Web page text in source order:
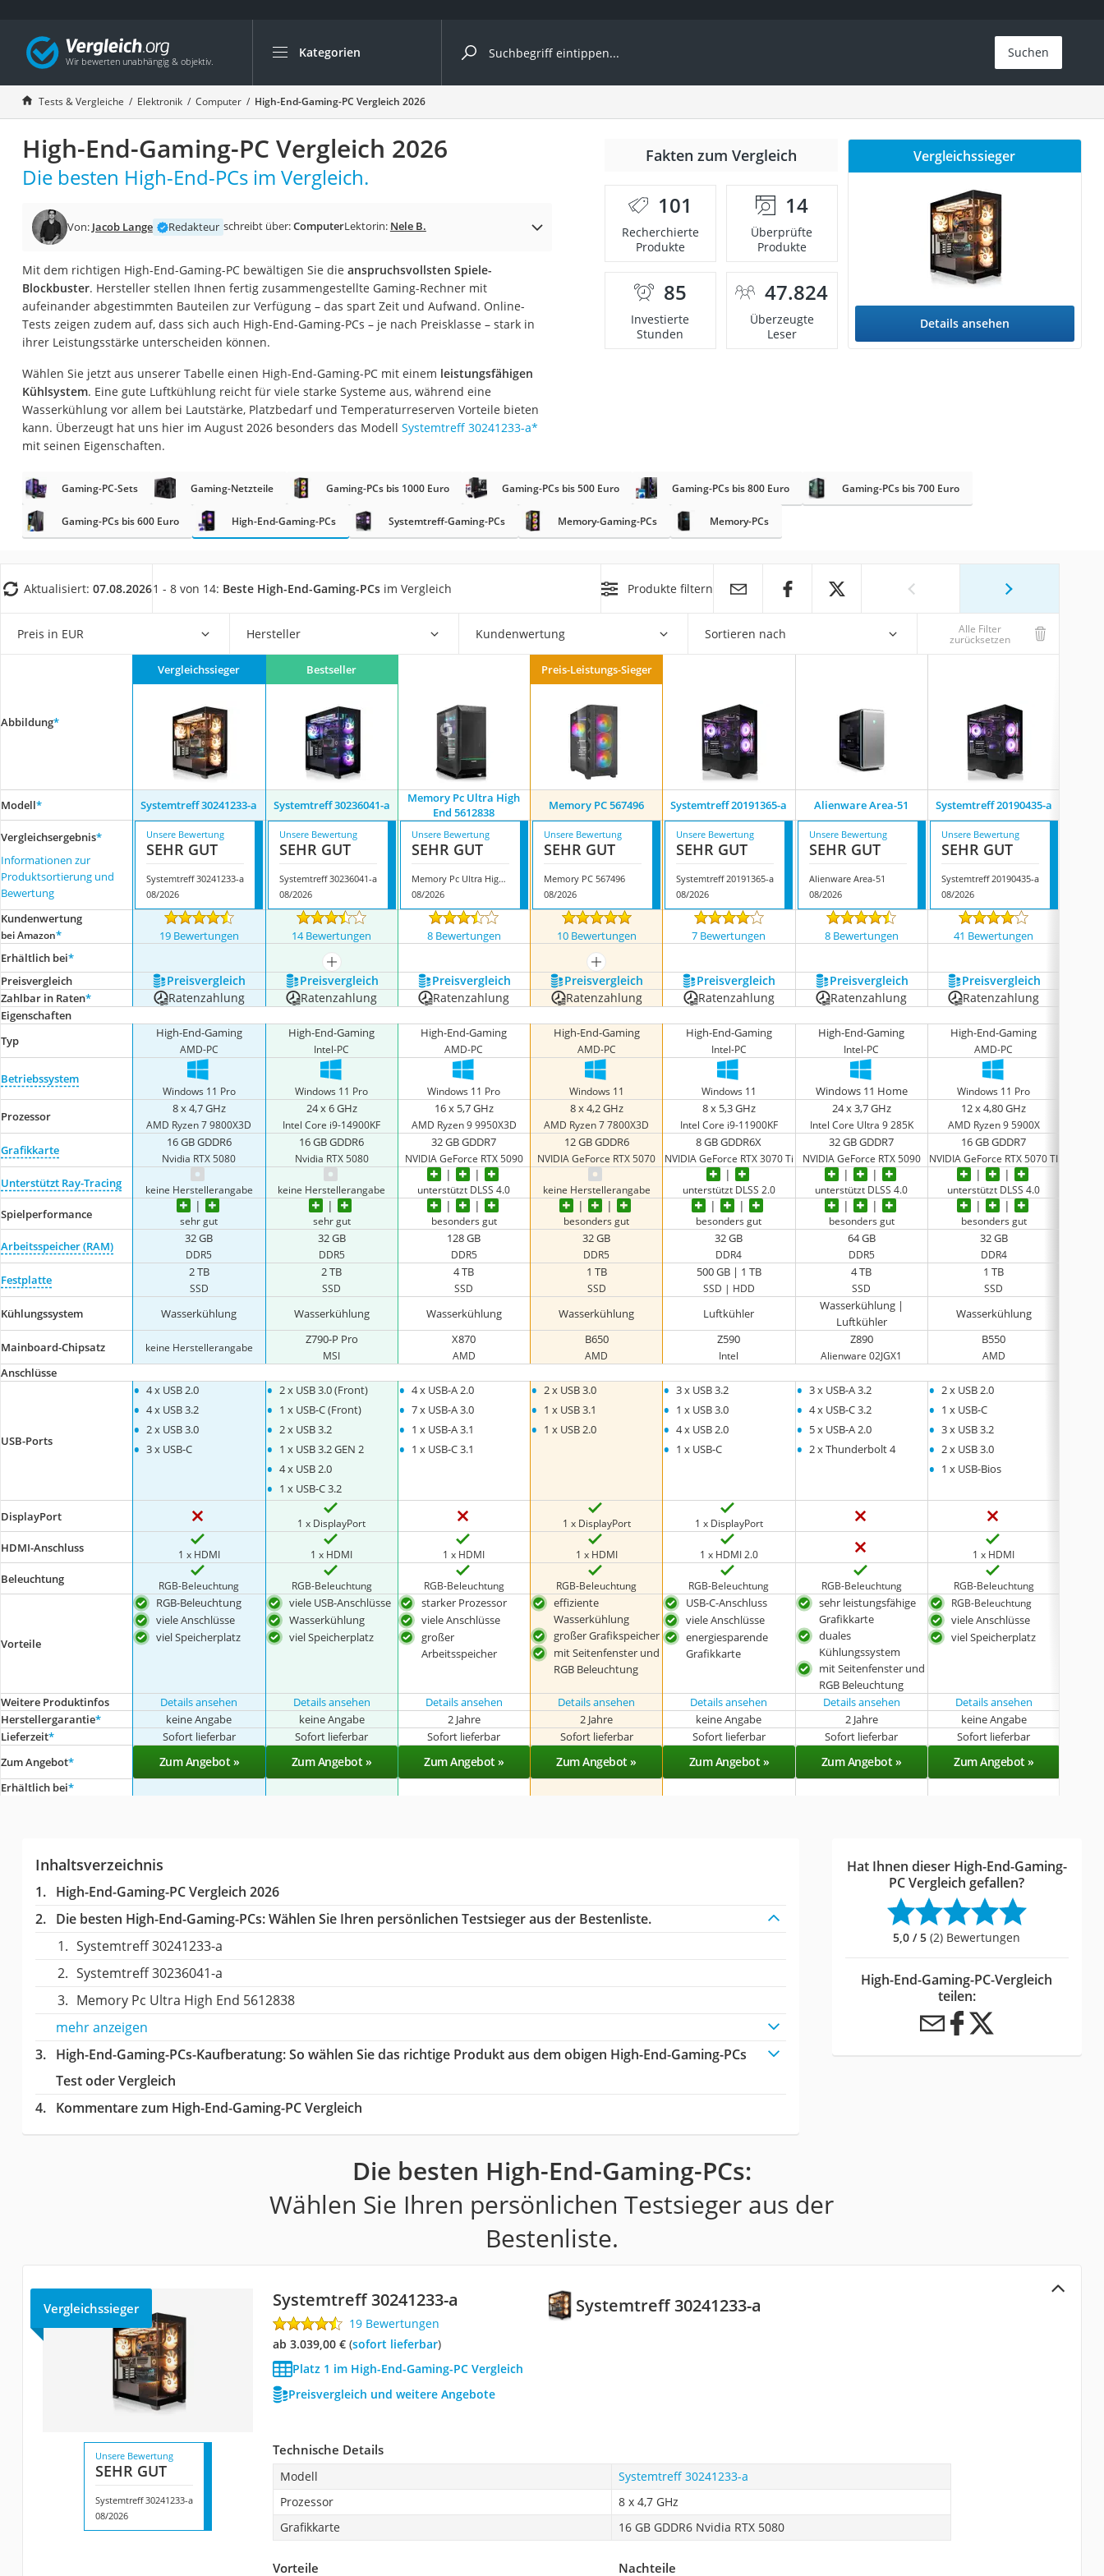
Kategorien
Die beliebtesten Vergleiche nach Kategorie
Elektronik
Powerstation
Monitor 32 Zoll 4K
Fernseher
Desktop-PC
Diascanner
Laser-Multifunktionsdrucker
Powerline-Adapter
Gaming-PC
Soundbar
17-Zoll-Laptop
Gaming-Headset
Schnurloses Telefon
Tablets unter 200 Euro
Lichtwecker
Service
Suchen
Tests & Vergleiche Elektronik Computer High-End-Gaming-PC Vergleich 2026
High-End-Gaming-PC Vergleich 2026
Die besten High-End-PCs im Vergleich.
Von: Jacob Lange Redakteur schreibt über:ComputerLektorin: Nele B.
Mit dem richtigen High-End-Gaming-PC bewältigen Sie die anspruchsvollsten Spiele-
Blockbuster. Hersteller stellen Ihnen fertig zusammengestellte Gaming-Rechner mit
aufeinander abgestimmten Bauteilen zur Verfügung – das spart Zeit und Aufwand. Online-
Tests zeigen zudem auf, dass sich auch High-End-Gaming-PCs – je nach Preisklasse – stark in
ihrer Leistungsstärke unterscheiden können.
Wählen Sie jetzt aus unserer Tabelle einen High-End-Gaming-PC mit einem leistungsfähigen
Kühlsystem. Eine gute Luftkühlung reicht für viele starke Systeme aus, während eine
Wasserkühlung vor allem bei Lautstärke, Platzbedarf und Temperaturreserven Vorteile bieten
kann. Überzeugt hat uns hier im August 2026 besonders das Modell Systemtreff ‎30241233-a*
mit seinen Eigenschaften.
Fakten zum Vergleich
101
Recherchierte
Produkte
14
Überprüfte
Produkte
85
Investierte
Stunden
47.824
Überzeugte
Leser
Vergleichssieger
Details ansehen
Gaming-PC-Sets Gaming-Netzteile Gaming-PCs bis 1000 Euro Gaming-PCs bis 500 Euro Gaming-PCs bis 800 Euro Gaming-PCs bis 700 Euro
Gaming-PCs bis 600 Euro High-End-Gaming-PCs Systemtreff-Gaming-PCs Memory-Gaming-PCs Memory-PCs
Aktualisiert: 07.08.20261 - 8 von 14: Beste High-End-Gaming-PCs im Vergleich Produkte filtern
Preis in EUR Hersteller Kundenwertung Sortieren nach Alle Filter
zurücksetzen
Abbildung*
Vergleichssieger Bestseller Preis-Leistungs-Sieger
Modell* Systemtreff ‎30241233-a Systemtreff 30236041-a
‎Memory Pc ‎Ultra High
End 5612838
Memory PC 567496 Systemtreff ‎20191365-a Alienware Area-51 Systemtreff ‎20190435-a
Vergleichsergebnis*
Informationen zur
Produktsortierung und
Bewertung
Unsere Bewertung
SEHR GUT
Systemtreff ‎30241233-a
08/2026
Unsere Bewertung
SEHR GUT
Systemtreff 30236041-a
08/2026
Unsere Bewertung
SEHR GUT
‎Memory Pc ‎Ultra High End 5612838
08/2026
Unsere Bewertung
SEHR GUT
Memory PC 567496
08/2026
Unsere Bewertung
SEHR GUT
Systemtreff ‎20191365-a
08/2026
Unsere Bewertung
SEHR GUT
Alienware Area-51
08/2026
Unsere Bewertung
SEHR GUT
Systemtreff ‎20190435-a
08/2026
Kundenwertung
bei Amazon* 19 Bewertungen 14 Bewertungen 8 Bewertungen 10 Bewertungen 7 Bewertungen 8 Bewertungen 41 Bewertungen
Erhältlich bei*
mehr anzeigen
mehr anzeigen
Preis­vergleich
Preis­vergleich Preis­vergleich Preis­vergleich Preis­vergleich Preis­vergleich Preis­vergleich Preis­vergleich
Zahlbar in Raten* Ratenzahlung Ratenzahlung Ratenzahlung Ratenzahlung Ratenzahlung Ratenzahlung Ratenzahlung
Eigenschaften
Typ
High-End-Gaming
AMD-PC
High-End-Gaming
Intel-PC
High-End-Gaming
AMD-PC
High-End-Gaming
AMD-PC
High-End-Gaming
Intel-PC
High-End-Gaming
Intel-PC
High-End-Gaming
AMD-PC
Betriebssystem
Windows 11 Pro Windows 11 Pro Windows 11 Pro Windows 11 Windows 11 Windows 11 Home Windows 11 Pro
Prozessor
8 x 4,7 GHz
‎AMD Ryzen 7 9800X3D
24 x 6 GHz
Intel Core i9-14900KF
16 x 5,7 GHz
‎AMD Ryzen 9 9950X3D
8 x 4,2 GHz
AMD Ryzen 7 7800X3D
8 x 5,3 GHz
Intel Core i9-11900KF
24 x 3,7 GHz
Intel Core Ultra 9 285K
12 x 4,80 GHz
‎AMD Ryzen 9 5900X
Grafikkarte
16 GB GDDR6
Nvidia RTX 5080
16 GB GDDR6
Nvidia RTX 5080
32 GB GDDR7
NVIDIA GeForce RTX 5090
12 GB GDDR6
NVIDIA GeForce RTX 5070
8 GB GDDR6X
NVIDIA GeForce RTX 3070 Ti
32 GB GDDR7
NVIDIA GeForce RTX 5090
16 GB GDDR7
NVIDIA GeForce RTX 5070 TI
Unterstützt Ray-Tracing keine Herstellerangabe keine Herstellerangabe unterstützt DLSS 4.0 keine Herstellerangabe unterstützt DLSS 2.0 unterstützt DLSS 4.0 unterstützt DLSS 4.0
Spielperformance sehr gut sehr gut besonders gut besonders gut besonders gut besonders gut besonders gut
Arbeitsspeicher (RAM)
32 GB
DDR5
32 GB
DDR5
128 GB
DDR5
32 GB
DDR5
32 GB
DDR4
64 GB
DDR5
32 GB
DDR4
Festplatte
2 TB
SSD
2 TB
SSD
4 TB
SSD
1 TB
SSD
500 GB | 1 TB
SSD | HDD
4 TB
SSD
1 TB
SSD
Kühlungssystem Wasserkühlung Wasserkühlung Wasserkühlung Wasserkühlung Luftkühler
Wasserkühlung |
Luftkühler
Wasserkühlung
Mainboard-Chipsatz keine Herstellerangabe
Z790-P Pro
MSI
X870
AMD
B650
AMD
Z590
Intel
Z890
Alienware 02JGX1
B550
AMD
Anschlüsse
USB-Ports
• 4 x USB 2.0
• 4 x USB 3.2
• 2 x USB 3.0
• 3 x USB-C
• 2 x USB 3.0 (Front)
• 1 x USB-C (Front)
• 2 x USB 3.2
• 1 x USB 3.2 GEN 2
• 4 x USB 2.0
• 1 x USB-C 3.2
• 4 x USB-A 2.0
• 7 x USB-A 3.0
• 1 x USB-A 3.1
• 1 x USB-C 3.1
• 2 x USB 3.0
• 1 x USB 3.1
• 1 x USB 2.0
• 3 x USB 3.2
• 1 x USB 3.0
• 4 x USB 2.0
• 1 x USB-C
• 3 x USB-A 3.2
• 4 x USB-C 3.2
• 5 x USB-A 2.0
• 2 x Thunderbolt 4
• 2 x USB 2.0
• 1 x USB-C
• 3 x USB 3.2
• 2 x USB 3.0
• 1 x USB-Bios
DisplayPort 1 x DisplayPort 1 x DisplayPort 1 x DisplayPort
HDMI-Anschluss 1 x HDMI 1 x HDMI 1 x HDMI 1 x HDMI 1 x HDMI 2.0 1 x HDMI
Beleuchtung RGB-Beleuchtung RGB-Beleuchtung RGB-Beleuchtung RGB-Beleuchtung RGB-Beleuchtung RGB-Beleuchtung RGB-Beleuchtung
Vorteile
RGB-Beleuchtung
viele Anschlüsse
viel Speicherplatz
viele USB-Anschlüsse
Wasserkühlung
viel Speicherplatz
starker Prozessor
viele Anschlüsse
großer
Arbeitsspeicher
effiziente
Wasserkühlung
großer Grafikspeicher
mit Seitenfenster und
RGB Beleuchtung
USB-C-Anschluss
viele Anschlüsse
energiesparende
Grafikkarte
sehr leistungsfähige
Grafikkarte
duales
Kühlungssystem
mit Seitenfenster und
RGB Beleuchtung
RGB-Beleuchtung
viele Anschlüsse
viel Speicherplatz
Weitere Produktinfos Details ansehen Details ansehen Details ansehen Details ansehen Details ansehen Details ansehen Details ansehen
Herstellergarantie* keine Angabe keine Angabe 2 Jahre 2 Jahre keine Angabe 2 Jahre
keine Angabe
Lieferzeit* Sofort lieferbar Sofort lieferbar Sofort lieferbar Sofort lieferbar Sofort lieferbar Sofort lieferbar Sofort lieferbar
Zum Angebot* Zum Angebot » Zum Angebot » Zum Angebot » Zum Angebot » Zum Angebot » Zum Angebot » Zum Angebot »
Erhältlich bei*
Inhaltsverzeichnis
High-End-Gaming-PC Vergleich 2026
Die besten High-End-Gaming-PCs:Wählen Sie Ihren persönlichen Testsieger aus der Bestenliste.
Systemtreff ‎30241233-a
Systemtreff 30236041-a
‎Memory Pc ‎Ultra High End 5612838
mehr anzeigen
High-End-Gaming-PCs-Kaufberatung: So wählen Sie das richtige Produkt aus dem obigen High-End-Gaming-PCs
Test oder Vergleich
Kommentare zum High-End-Gaming-PC Vergleich
Hat Ihnen dieser High-End-Gaming-
PC Vergleich gefallen?
5,0 / 5 (2) Bewertungen
High-End-Gaming-PC-Vergleich
teilen:
Die besten High-End-Gaming-PCs:
Wählen Sie Ihren persönlichen Testsieger aus der
Bestenliste.
Systemtreff ‎30241233-a
Vergleichssieger Systemtreff ‎30241233-a
19 Bewertungen
ab 3.039,00 €( Sofort lieferbar)
Platz 1 im High-End-Gaming-PC Vergleich
Preisvergleich und weitere Angebote
Unsere Bewertung
SEHR GUT
Systemtreff ‎30241233-a
08/2026
Technische Details
Modell
Systemtreff ‎30241233-a
Prozessor
8 x 4,7 GHz
Grafikkarte
16 GB GDDR6 Nvidia RTX 5080
Vorteile Nachteile